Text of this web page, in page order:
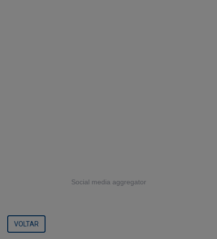
Social media aggregator
VOLTAR